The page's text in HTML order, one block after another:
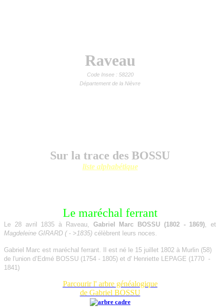
Raveau
Code Insee : 58220
Département de la Nièvre
Sur la trace des BOSSU
liste alphabétique
Le maréchal ferrant
Le 28 avril 1835 à Raveau, Gabriel Marc BOSSU (1802 - 1869), et
Magdeleine GIRARD ( - >1835) célèbrent leurs noces.
Gabriel Marc est maréchal ferrant. Il est né le 15 juillet 1802 à Murlin (58)
de l'union d’Edmé BOSSU (1754 - 1805) et d' Henriette LEPAGE (1770 -
1841)
Parcourir l' arbre généalogique
de Gabriel BOSSU